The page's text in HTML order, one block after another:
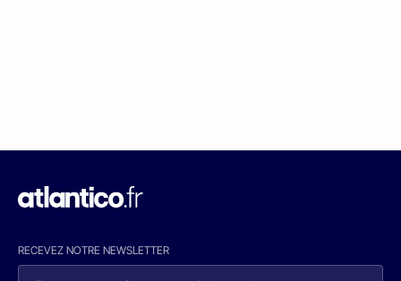
RECEVEZ NOTRE NEWSLETTER